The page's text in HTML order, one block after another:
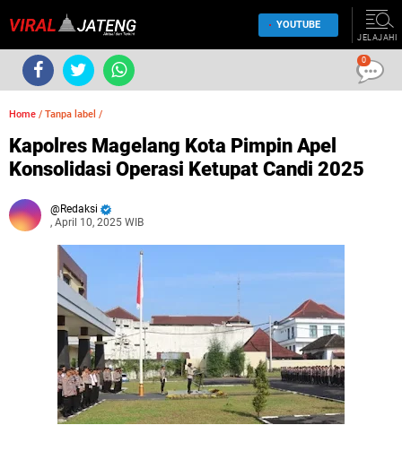
YOUTUBE
JELAJAHI
Home / Tanpa label /
Kapolres Magelang Kota Pimpin Apel
Konsolidasi Operasi Ketupat Candi 2025
Redaksi
, April 10, 2025 WIB
0